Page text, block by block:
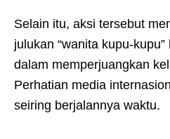
Selain itu, aksi tersebut
julukan “wanita kupu-
dalam memperjuangkan
Perhatian media
seiring berjalannya waktu.